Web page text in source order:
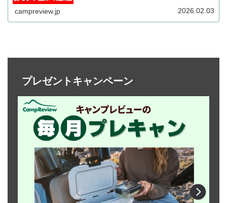
販売されています。詳細をレビューします。
campreview.jp 2026.02.03
プレゼントキャンペーン